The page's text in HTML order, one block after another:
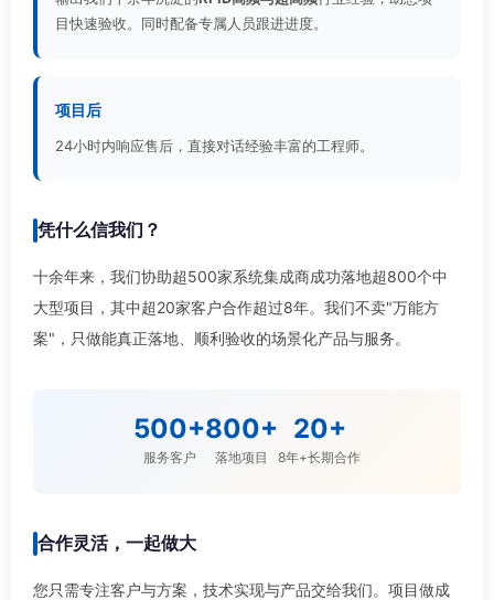
目快速验收。同时配备专属人员跟进进度。
项目后
24小时内响应售后，直接对话经验丰富的工程师。
凭什么信我们？
十余年来，我们协助超500家系统集成商成功落地超800个中
大型项目，其中超20家客户合作超过8年。我们不卖"万能方
案"，只做能真正落地、顺利验收的场景化产品与服务。
500+
服务客户
800+
落地项目
20+
8年+长期合作
合作灵活，一起做大
您只需专注客户与方案，技术实现与产品交给我们。项目做成